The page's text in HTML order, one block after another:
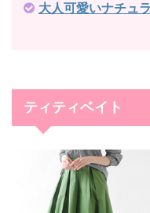
大人可愛いナチュ
ティティベイト